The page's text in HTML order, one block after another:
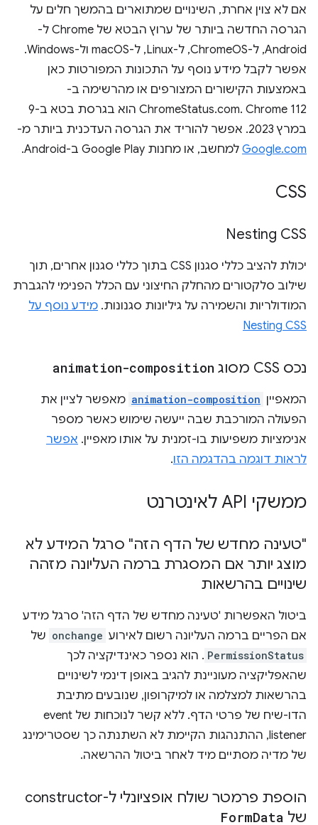
אם לא צוין אחרת, השינויים שמתוארים בהמשך חלים על
הגרסה החדשה ביותר של ערוץ הבטא של Chrome ל-
Android, ל-ChromeOS, ל-Linux, ל-macOS ול-Windows.
אפשר לקבל מידע נוסף על התכונות המפורטות כאן
באמצעות הקישורים המצורפים או מהרשימה ב-
ChromeStatus.com. Chrome 112 הוא בגרסת בטא ב-9
במרץ 2023. אפשר להוריד את הגרסה העדכנית ביותר מ-
Google.com למחשב, או מחנות Google Play ב-Android.
CSS
Nesting CSS
יכולת להציב כללי סגנון CSS בתוך כללי סגנון אחרים, תוך
שילוב סלקטורים מהחלק החיצוני עם הכלל הפנימי להגברת
המודולריות והשמירה על גיליונות סגנונות. מידע נוסף על
Nesting CSS
נכס CSS מסוג animation-composition
המאפיין animation-composition מאפשר לציין את
הפעולה המורכבת שבה ייעשה שימוש כאשר מספר
אנימציות משפיעות בו-זמנית על אותו מאפיין. אפשר
לראות דוגמה בהדגמה הזו.
ממשקי API לאינטרנט
"טעינה מחדש של הדף הזה" סרגל המידע לא
מוצג יותר אם המסגרת ברמה העליונה מזהה
שינויים בהרשאות
ביטול האפשרות 'טעינה מחדש של הדף הזה' סרגל מידע
אם הפריים ברמה העליונה רשום לאירוע onchange של
PermissionStatus . הוא נספר כאינדיקציה לכך
שהאפליקציה מעוניינת להגיב באופן דינמי לשינויים
בהרשאות למצלמה או למיקרופון, שנובעים מתיבת
הדו-שיח של פרטי הדף. ללא קשר לנוכחות של event
listener, ההתנהגות הקיימת לא השתנתה כך שסטרימינג
של מדיה מסתיים מיד לאחר ביטול ההרשאה.
הוספת פרמטר שולח אופציונלי ל-constructor
של
FormData